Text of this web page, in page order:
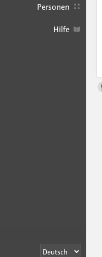
Personen
Hilfe